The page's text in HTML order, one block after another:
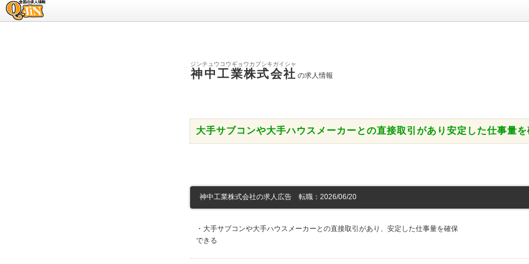
神中工業株式会社
ジンチュウコウギョウカブシキガイシャ
の求人情報
求人情報のQ-JiN
大手サブコンや大手ハウスメーカーとの直接取引があり安定した仕事量
神中工業株式会社の求人広告 転職：2026/06/20
・大手サブコンや大手ハウスメーカーとの直接取引があり、安定した仕事量を確保
できる